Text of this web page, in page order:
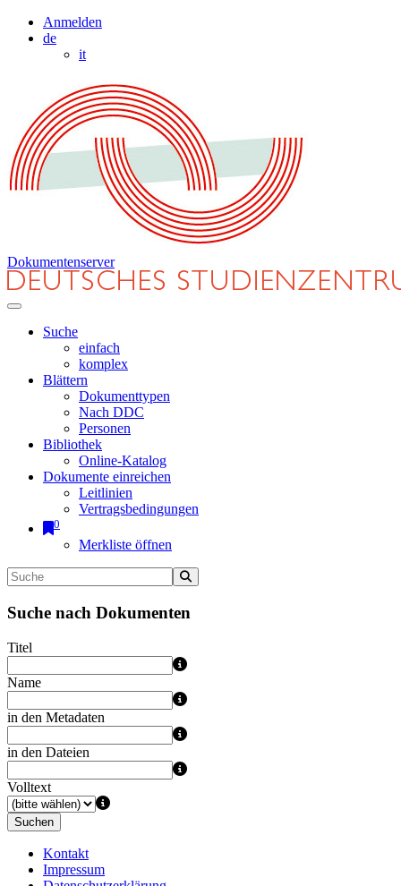
Anmelden
de
it
Dokumentenserver
Suche
einfach
komplex
Blättern
Dokumenttypen
Nach DDC
Personen
Bibliothek
Online-Katalog
Dokumente einreichen
Leitlinien
Vertragsbedingungen
0
Merkliste öffnen
Suche nach Dokumenten
Titel
Name
in den Metadaten
in den Dateien
Volltext
Suchen
Kontakt
Impressum